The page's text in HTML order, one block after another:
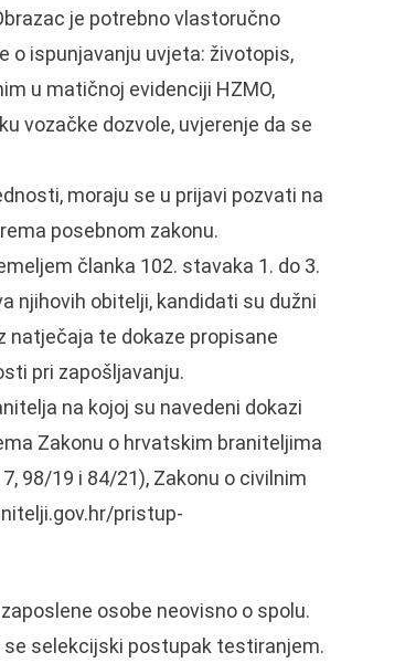
je potrebno vlastoručno
o ispunjavanju uvjeta: životopis,
u matičnoj evidenciji HZMO,
vozačke dozvole, uvjerenje da se
moraju se u prijavi pozvati na
posebnom zakonu.
članka 102. stavaka 1. do 3.
njihovih obitelji, kandidati su dužni
natječaja te dokaze propisane
pri zapošljavanju.
na kojoj su navedeni dokazi
Zakonu o hrvatskim braniteljima
98/19 i 84/21), Zakonu o civilnim
pristup-
osobe neovisno o spolu.
selekcijski postupak testiranjem.